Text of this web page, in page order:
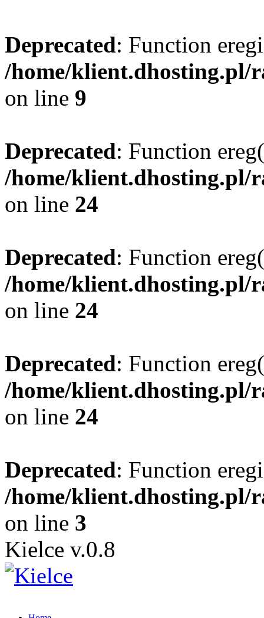
Deprecated: Function
/home/klient.dhosting.pl/
on line 9
Deprecated: Function
/home/klient.dhosting.pl/
on line 24
Deprecated: Function
/home/klient.dhosting.pl/
on line 24
Deprecated: Function
/home/klient.dhosting.pl/
on line 24
Deprecated: Function
/home/
on line 3
Kielce v.0.8